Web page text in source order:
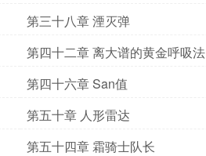
第三十八章 湮灭弹
第四十二章 离大谱的黄金呼吸法
第四十六章 San值
第五十章 人形雷达
第五十四章 霜骑士队长